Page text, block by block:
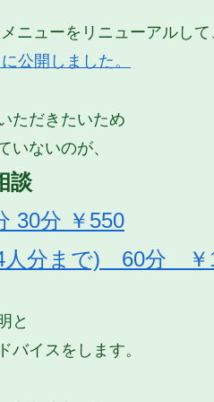
ニューをリニューアルして
公開しました。
ただきたいため
いないのが、
談
30分 ￥550
人分まで) 60分 ￥
と
バイスをします。